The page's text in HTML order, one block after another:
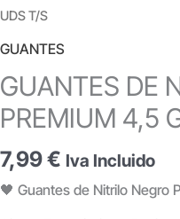
UDS T/S
GUANTES
GUANTES DE
PREMIUM 4,5
7,99€ Iva Incluido
🖤 Guantes de Nitrilo Negro